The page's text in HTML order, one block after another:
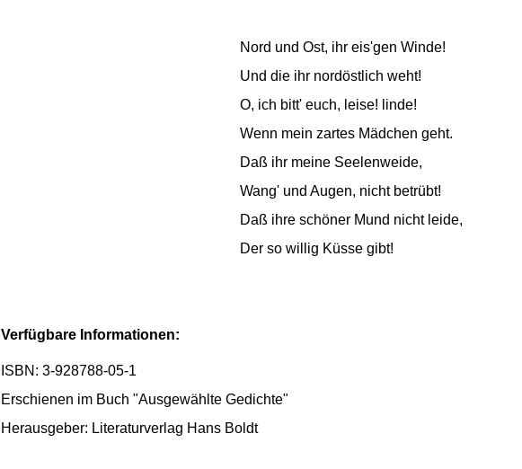
Nord und Ost, ihr eis'gen Winde!
Und die ihr nordöstlich weht!
O, ich bitt' euch, leise! linde!
Wenn mein zartes Mädchen geht.
Daß ihr meine Seelenweide,
Wang' und Augen, nicht betrübt!
Daß ihre schöner Mund nicht leide,
Der so willig Küsse gibt!
Verfügbare Informationen:
ISBN: 3-928788-05-1
Erschienen im Buch "Ausgewählte Gedichte"
Herausgeber: Literaturverlag Hans Boldt